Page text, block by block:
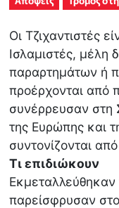
Οι Τζιχαντιστές
Ισλαμιστές, μέλη
παραρτημάτων ή
προέρχονται από
συνέρρευσαν στη
της Ευρώπης και
συντονίζονται
Τι επιδιώκουν
Εκμεταλλεύθηκαν
παρείσφρυσαν